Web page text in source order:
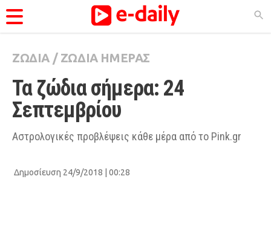
ΚΑΤΗΓΟΡΊΕΣ
Ειδήσεις
Θέματα
Videos
Viral
ΖΩΔΙΑ / ΖΩΔΙΑ ΗΜΕΡΑΣ
Τα ζώδια σήμερα: 24
Σεπτεμβρίου
Αστρολογικές προβλέψεις κάθε μέρα από το Pink.gr
Δημοσίευση 24/9/2018 | 00:28